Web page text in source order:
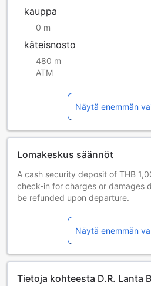
kauppa
0 m
käteisnosto
480 m
ATM
Näytä enemmän
Lomakeskus säännöt
A cash security deposit of THB
check-in for charges or damages
be refunded upon departure.
Sylilapset 3–3 vuotta [sisältyy]
Lapsi voi majoittua ilman
tarvita. Huom. Lasten matkasänky
varaustilanteen salliessa, ja siitä
Lapset 4–11 vuotta [sisältyy]
Näytä enemmän
Tietoja kohteesta D.R. Lanta